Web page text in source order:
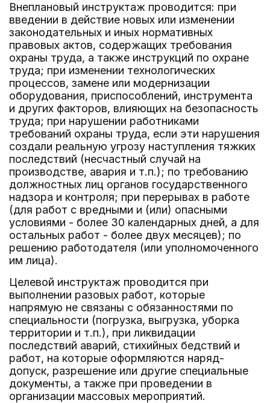
Внеплановый инструктаж проводится: при
введении в действие новых или изменении
законодательных и иных нормативных
правовых актов, содержащих требования
охраны труда, а также инструкций по охране
труда; при изменении технологических
процессов, замене или модернизации
оборудования, приспособлений, инструмента
и других факторов, влияющих на безопасность
труда; при нарушении работниками
требований охраны труда, если эти нарушения
создали реальную угрозу наступления тяжких
последствий (несчастный случай на
производстве, авария и т.п.); по требованию
должностных лиц органов государственного
надзора и контроля; при перерывах в работе
(для работ с вредными и (или) опасными
условиями - более 30 календарных дней, а для
остальных работ - более двух месяцев); по
решению работодателя (или уполномоченного
им лица).
Целевой инструктаж проводится при
выполнении разовых работ, которые
напрямую не связаны с обязанностями по
специальности (погрузка, выгрузка, уборка
территории и т.п.), при ликвидации
последствий аварий, стихийных бедствий и
работ, на которые оформляются наряд-
допуск, разрешение или другие специальные
документы, а также при проведении в
организации массовых мероприятий.